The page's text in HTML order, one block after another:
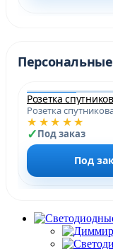
Розетка
★★★★★
Под заказ
Под